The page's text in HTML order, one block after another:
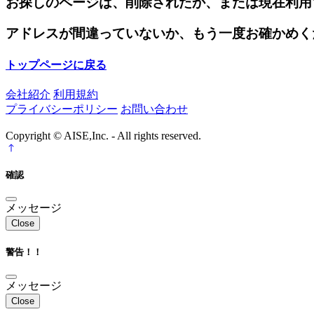
アドレスが間違っていないか、もう一度お確かめ
トップページに戻る
会社紹介 利用規約
プライバシーポリシー お問い合わせ
Copyright © AISE,Inc. - All rights reserved.
確認
メッセージ
Close
警告！！
メッセージ
Close